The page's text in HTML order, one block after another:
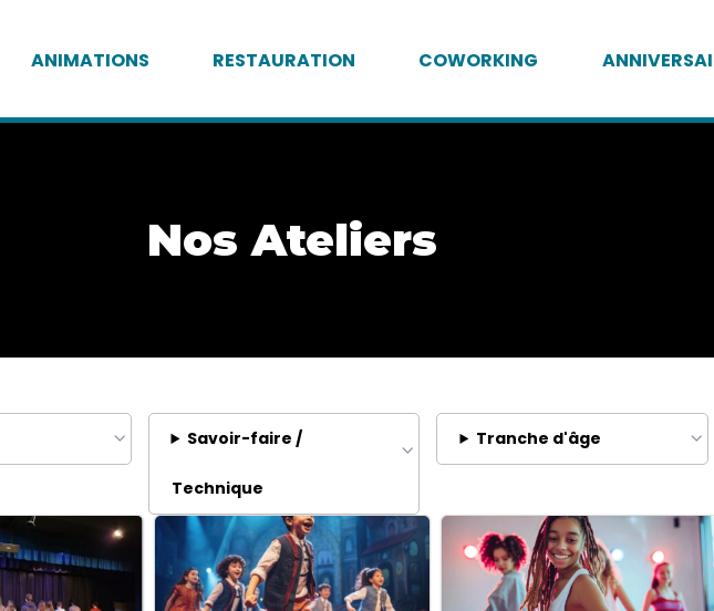
ANIMATIONS RESTAURATION COWORKING
Nos Ateliers
Savoir-faire /
Technique
Tranche d'âge